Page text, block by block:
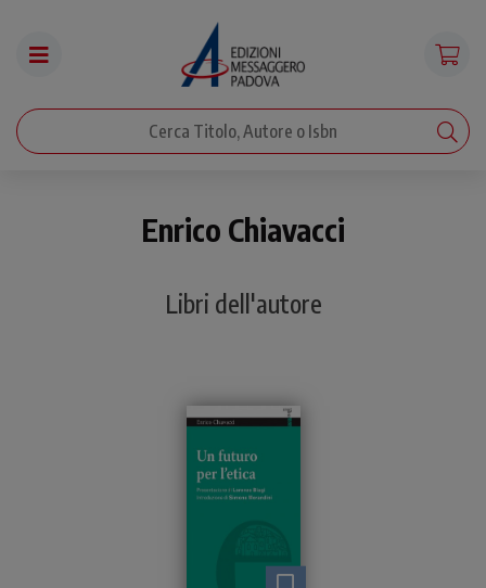
Enrico Chiavacci
Libri dell'autore